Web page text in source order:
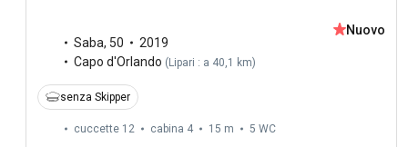
Saba, 50
2019
Capo d'Orlando (Lipari : a 40,1 km)
Nuovo
senza Skipper
cuccette 12 cabina 4 15 m 5 WC